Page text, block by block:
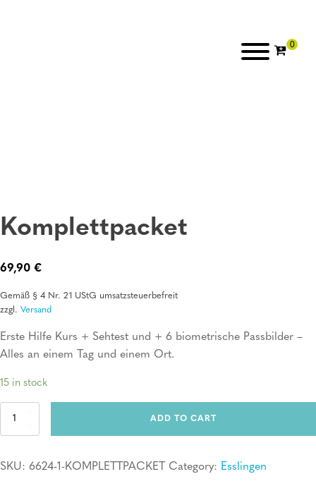
Komplettpacket
69,90 €
Gemäß § 4 Nr. 21 UStG umsatzsteuerbefreit
zzgl. Versand
Erste Hilfe Kurs + Sehtest und + 6 biometrische Passbilder –
Alles an einem Tag und einem Ort.
15 in stock
Komplettpacket
ADD TO CART
SKU: 6624-1-KOMPLETTPACKET Category: Esslingen